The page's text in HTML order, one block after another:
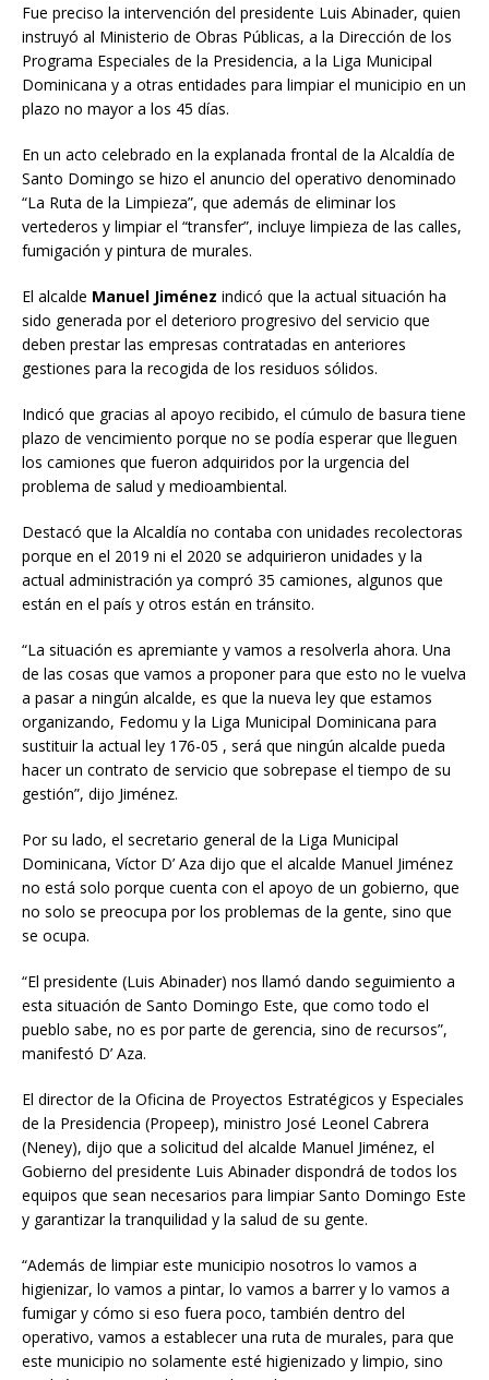
Fue preciso la intervención del presidente Luis Abinader, quien
instruyó al Ministerio de Obras Públicas, a la Dirección de los
Programa Especiales de la Presidencia, a la Liga Municipal
Dominicana y a otras entidades para limpiar el municipio en un
plazo no mayor a los 45 días.
En un acto celebrado en la explanada frontal de la Alcaldía de
Santo Domingo se hizo el anuncio del operativo denominado
“La Ruta de la Limpieza”, que además de eliminar los
vertederos y limpiar el “transfer”, incluye limpieza de las calles,
fumigación y pintura de murales.
El alcalde Manuel Jiménez indicó que la actual situación ha
sido generada por el deterioro progresivo del servicio que
deben prestar las empresas contratadas en anteriores
gestiones para la recogida de los residuos sólidos.
Indicó que gracias al apoyo recibido, el cúmulo de basura tiene
plazo de vencimiento porque no se podía esperar que lleguen
los camiones que fueron adquiridos por la urgencia del
problema de salud y medioambiental.
Destacó que la Alcaldía no contaba con unidades recolectoras
porque en el 2019 ni el 2020 se adquirieron unidades y la
actual administración ya compró 35 camiones, algunos que
están en el país y otros están en tránsito.
“La situación es apremiante y vamos a resolverla ahora. Una
de las cosas que vamos a proponer para que esto no le vuelva
a pasar a ningún alcalde, es que la nueva ley que estamos
organizando, Fedomu y la Liga Municipal Dominicana para
sustituir la actual ley 176-05 , será que ningún alcalde pueda
hacer un contrato de servicio que sobrepase el tiempo de su
gestión”, dijo Jiménez.
Por su lado, el secretario general de la Liga Municipal
Dominicana, Víctor D’ Aza dijo que el alcalde Manuel Jiménez
no está solo porque cuenta con el apoyo de un gobierno, que
no solo se preocupa por los problemas de la gente, sino que
se ocupa.
“El presidente (Luis Abinader) nos llamó dando seguimiento a
esta situación de Santo Domingo Este, que como todo el
pueblo sabe, no es por parte de gerencia, sino de recursos”,
manifestó D’ Aza.
El director de la Oficina de Proyectos Estratégicos y Especiales
de la Presidencia (Propeep), ministro José Leonel Cabrera
(Neney), dijo que a solicitud del alcalde Manuel Jiménez, el
Gobierno del presidente Luis Abinader dispondrá de todos los
equipos que sean necesarios para limpiar Santo Domingo Este
y garantizar la tranquilidad y la salud de su gente.
“Además de limpiar este municipio nosotros lo vamos a
higienizar, lo vamos a pintar, lo vamos a barrer y lo vamos a
fumigar y cómo si eso fuera poco, también dentro del
operativo, vamos a establecer una ruta de murales, para que
este municipio no solamente esté higienizado y limpio, sino